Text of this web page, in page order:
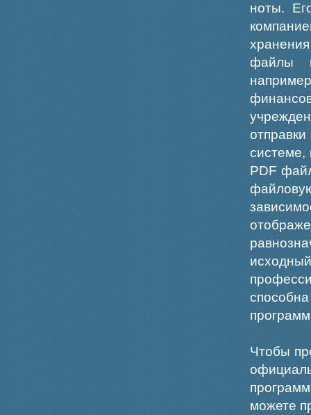
ноты.
файлы
системе,
PDF
Чтобы
можете